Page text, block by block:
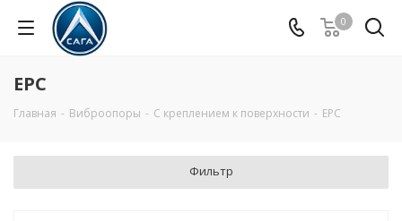
0
EPC
Главная - Виброопоры - С креплением к поверхности - EPC
Фильтр